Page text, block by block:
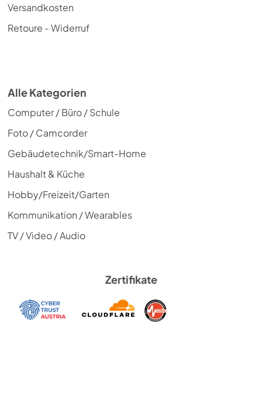
Versandkosten
Retoure - Widerruf
Alle Kategorien
Computer / Büro / Schule
Foto / Camcorder
Gebäudetechnik/Smart-Home
Haushalt & Küche
Hobby/Freizeit/Garten
Kommunikation / Wearables
TV / Video / Audio
Zertifikate